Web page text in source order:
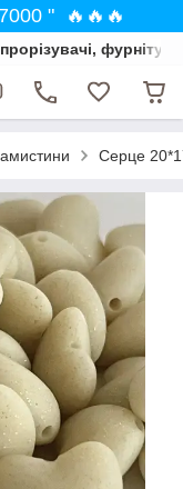
" 🔥🔥🔥
Серце